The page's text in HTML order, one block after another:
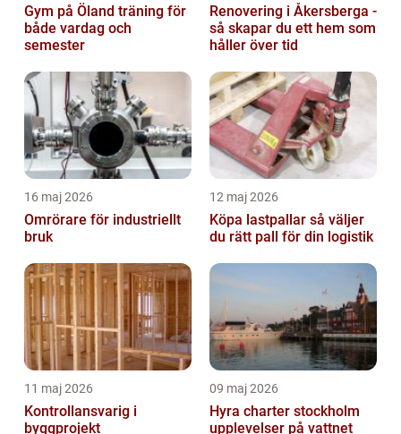
Gym på Öland träning för
både vardag och
semester
Renovering i Åkersberga -
så skapar du ett hem som
håller över tid
16 maj 2026
Omrörare för industriellt
bruk
12 maj 2026
Köpa lastpallar så väljer
du rätt pall för din logistik
11 maj 2026
Kontrollansvarig i
byggprojekt
09 maj 2026
Hyra charter stockholm
upplevelser på vattnet